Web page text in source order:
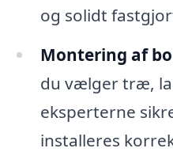
og solidt
Montering af
du vælger træ,
eksperterne
installeres